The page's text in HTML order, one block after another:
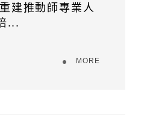
班
建推動師專業人
...
MORE